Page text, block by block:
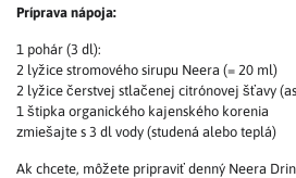
Príprava nápoja:
1 pohár (3 dl):
2 lyžice stromového sirupu Neera (= 20 ml)
2 lyžice čerstvej stlačenej citrónovej šťavy
1 štipka organického kajenského korenia
zmiešajte s 3 dl vody (studená alebo teplá)
Ak chcete, môžete pripraviť denný Neera